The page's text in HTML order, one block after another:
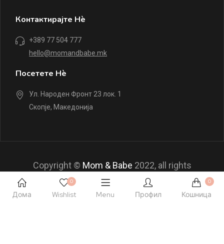
Контактирајте Нè
+389 77 504 777
hello@momandbabe.mk
Посетете Нè
Ул. Народен Фронт 23 лок. 1
Скопје, Македонија
Copyright © Mom & Babe 2022, all rights
reserved.
Дома
0
Wishlist Menu Профил
0
Кошница